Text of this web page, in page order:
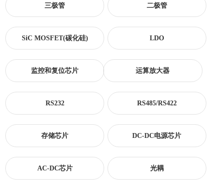
三极管 二极管
SiC MOSFET(碳化硅) LDO
监控和复位芯片 运算放大器
RS232 RS485/RS422
存储芯片 DC-DC电源芯片
AC-DC芯片 光耦